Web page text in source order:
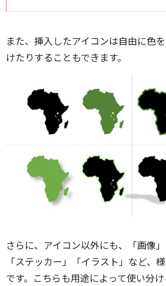
また、挿入したアイコンは自由に色
けたりすることもできます。
さらに、アイコン以外にも、「画像
「ステッカー」「イラスト」など、
です。こちらも用途によって使い分